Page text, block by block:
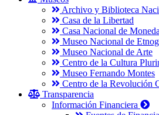
Archivo y Biblioteca
Casa de la Libertad
Casa Nacional de Moneda
Museo Nacional de
Museo Nacional de Arte
Centro de la Cultura
Museo Fernando Montes
Centro de la Revolución
Transparencia
Información Financiera